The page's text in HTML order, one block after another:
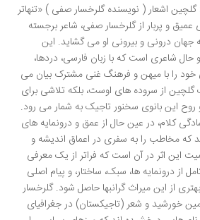
گلچین اشعار ( نویسنده گلرخسار صفی ) «تنهاتر
عمیق و پربار از گلرخسار صفی، شاعر برجسته
درونی و بیرونی او می گشاید. این
شاعری است که با زبان فارسی، دردها،
خود را با میهن و فرهنگ غنی مشترک بیان می
از سروده های اوست، بلکه تلاشی برای
این بانوی سخنور تاجیک به شمار می رود.
کلام، در عین حال از عمق و درونمایه های
که مخاطب را به سفری در اعماق اندیشه و
این اثر در آن است که فراتر از یک معرفی
از درونمایه ها، سبک، ساختار، و پیام اصلی
از این میراث گرانبها حاصل شود. گلرخسار
خورشید و شعر (تاجیکستان) در جغرافیای